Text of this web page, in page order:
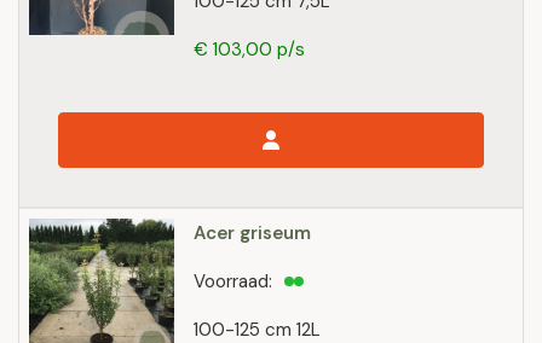
€ 103,00 p/s
Acer griseum
100-125 cm 12L
Voorraad: